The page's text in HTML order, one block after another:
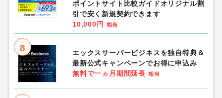
ポイントサイト比較ガイドオリジナル割
引で安く新規契約できます
10,000円
相当
8
エックスサーバービジネスを独自特典＆
最新公式キャンペーンでお得に申込み
無料で一ヵ月期間延長 相当